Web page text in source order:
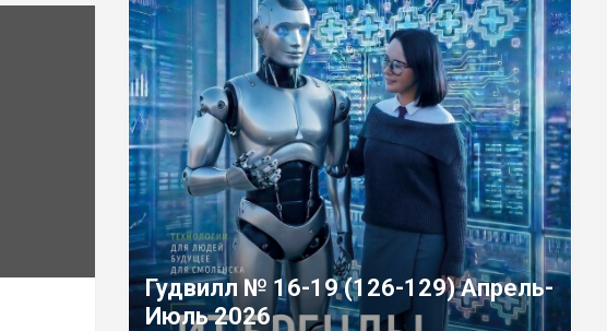
Гудвилл № 16-19 (126-129) Апрель-
Июль 2026